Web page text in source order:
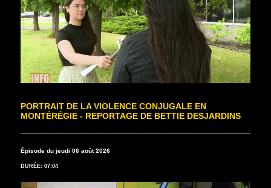
PORTRAIT DE LA VIOLENCE CONJUGALE EN
MONTÉRÉGIE - REPORTAGE DE BETTIE DESJARDINS
Épisode du jeudi 06 août 2026
DURÉE: 07:04